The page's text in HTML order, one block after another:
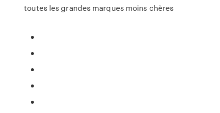
toutes les grandes marques moins chères